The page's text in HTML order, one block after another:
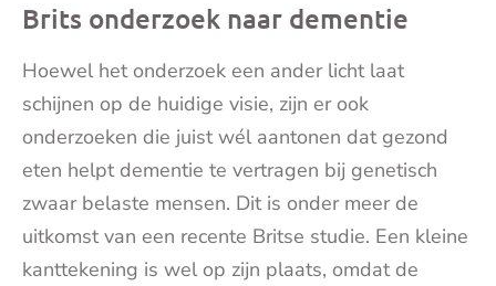
Brits onderzoek naar dementie
Hoewel het onderzoek een ander licht laat
schijnen op de huidige visie, zijn er ook
onderzoeken die juist wél aantonen dat gezond
eten helpt dementie te vertragen bij genetisch
zwaar belaste mensen. Dit is onder meer de
uitkomst van een recente Britse studie. Een kleine
kanttekening is wel op zijn plaats, omdat de